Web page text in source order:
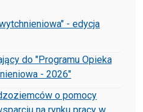
- edycja
do "Programu Opieka
- 2026"
o pomocy